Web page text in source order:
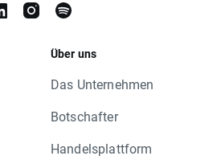
Über uns
Das Unternehmen
Botschafter
Handelsplattform